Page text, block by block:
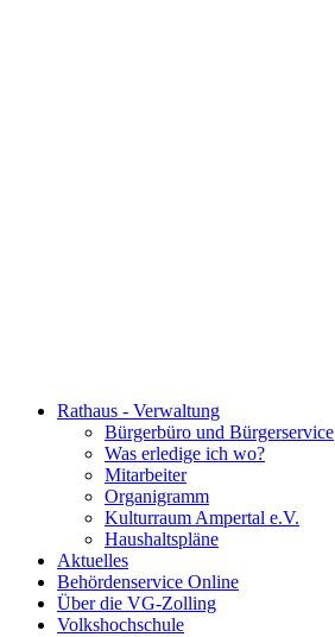
Rathaus - Verwaltung
Bürgerbüro und Bürgerservice
Was erledige ich wo?
Mitarbeiter
Organigramm
Kulturraum Ampertal e.V.
Haushaltspläne
Aktuelles
Behördenservice Online
Über die VG-Zolling
Volkshochschule